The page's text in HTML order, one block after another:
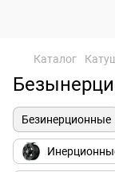
Каталог
Безинерционные